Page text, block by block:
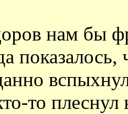
нам бы
то плеснул